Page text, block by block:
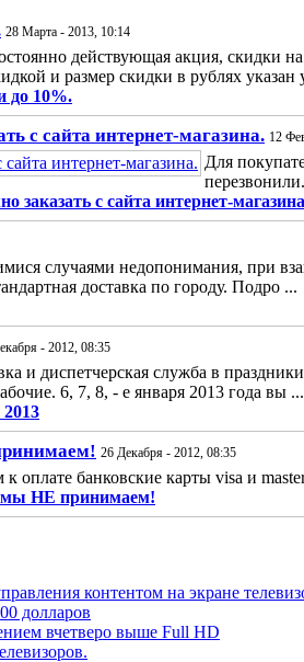
28 Марта - 2013, 10:14
действующая акция, скидки
и размер скидки в рублях
до 10%.
с сайта интернет-магазина. 12
Для
с сайта интернет-
случаями недопонимания, при
доставка по городу. Подро ...
- 2012, 08:35
и диспетчерская служба в
6, 7, 8, - е января 2013 года вы ...
26 Декабря - 2012, 08:35
банковские карты visa и
мы НЕ принимаем!
контентом на экране
долларов
вчетверо выше Full HD